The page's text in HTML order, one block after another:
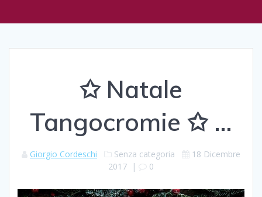
✩ Natale
Tangocromie ✩ …
Giorgio Cordeschi Senza categoria
18 Dicembre
2017 | 0